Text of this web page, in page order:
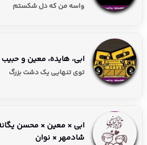
واسه من که دل شکستم
ابی، هایده، معین و حبیب
توی تنهایی یک دشت بزرگ
ابی × معین × محسن
شادمهر × نوان